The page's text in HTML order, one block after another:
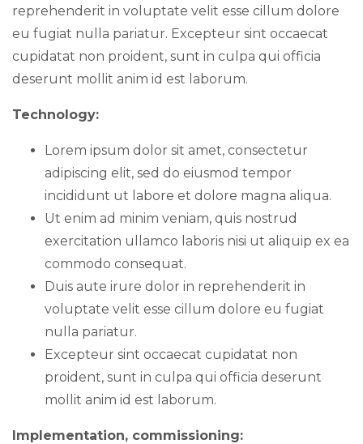
reprehenderit in voluptate velit esse cillum dolore
eu fugiat nulla pariatur. Excepteur sint occaecat
cupidatat non proident, sunt in culpa qui officia
deserunt mollit anim id est laborum.
Technology:
Lorem ipsum dolor sit amet, consectetur
adipiscing elit, sed do eiusmod tempor
incididunt ut labore et dolore magna aliqua.
Ut enim ad minim veniam, quis nostrud
exercitation ullamco laboris nisi ut aliquip ex ea
commodo consequat.
Duis aute irure dolor in reprehenderit in
voluptate velit esse cillum dolore eu fugiat
nulla pariatur.
Excepteur sint occaecat cupidatat non
proident, sunt in culpa qui officia deserunt
mollit anim id est laborum.
Implementation, commissioning: